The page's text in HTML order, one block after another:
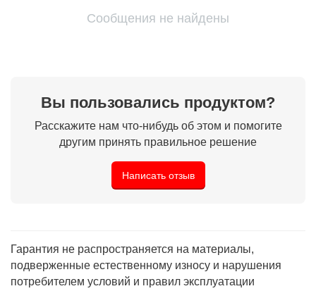
Сообщения не найдены
Вы пользовались продуктом?
Расскажите нам что-нибудь об этом и помогите
другим принять правильное решение
Написать отзыв
Гарантия не распространяется на материалы,
подверженные естественному износу и нарушения
потребителем условий и правил эксплуатации